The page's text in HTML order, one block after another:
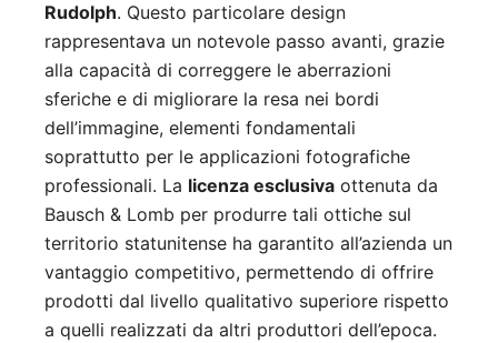
Rudolph. Questo particolare design
rappresentava un notevole passo avanti, grazie
alla capacità di correggere le aberrazioni
sferiche e di migliorare la resa nei bordi
dell’immagine, elementi fondamentali
soprattutto per le applicazioni fotografiche
professionali. La licenza esclusiva ottenuta da
Bausch & Lomb per produrre tali ottiche sul
territorio statunitense ha garantito all’azienda un
vantaggio competitivo, permettendo di offrire
prodotti dal livello qualitativo superiore rispetto
a quelli realizzati da altri produttori dell’epoca.